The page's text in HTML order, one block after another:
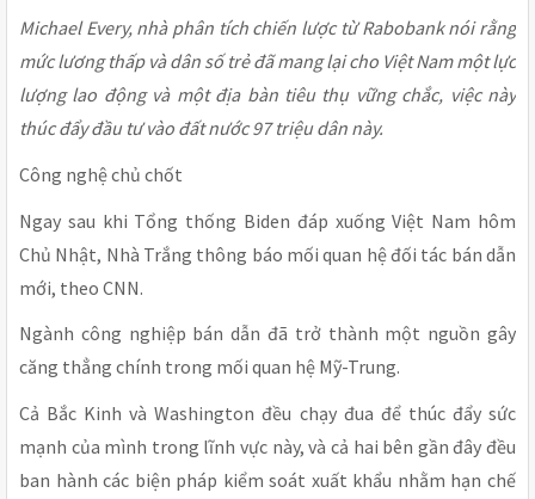
Michael Every, nhà phân tích chiến lược từ Rabobank nói rằng
mức lương thấp và dân số trẻ đã mang lại cho Việt Nam một lực
lượng lao động và một địa bàn tiêu thụ vững chắc, việc này
thúc đẩy đầu tư vào đất nước 97 triệu dân này.
Công nghệ chủ chốt
Ngay sau khi Tổng thống Biden đáp xuống Việt Nam hôm
Chủ Nhật, Nhà Trắng thông báo mối quan hệ đối tác bán dẫn
mới, theo CNN.
Ngành công nghiệp bán dẫn đã trở thành một nguồn gây
căng thẳng chính trong mối quan hệ Mỹ-Trung.
Cả Bắc Kinh và Washington đều chạy đua để thúc đẩy sức
mạnh của mình trong lĩnh vực này, và cả hai bên gần đây đều
ban hành các biện pháp kiểm soát xuất khẩu nhằm hạn chế